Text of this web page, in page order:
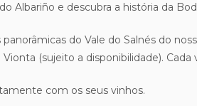
Albariño e descubra a história da
do Vale do Salnés do
(sujeito a disponibilidade). Cada
com os seus vinhos.